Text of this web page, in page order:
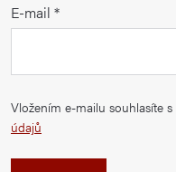
E-mail
Vložením e-mailu souhlasíte s
údajů